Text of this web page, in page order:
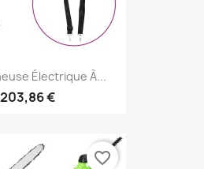
Électrique À...
203,86 €
favorite_border